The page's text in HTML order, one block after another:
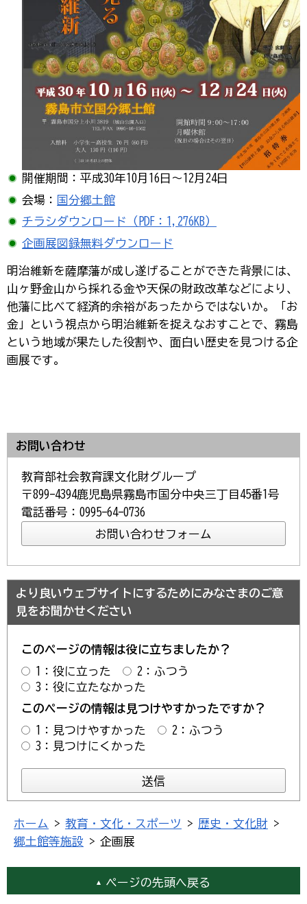
開催期間：平成30年10月16日～12月24日
会場： 国分郷土館
チラシダウンロード（PDF：1,276KB）
企画展図録無料ダウンロード
明治維新を薩摩藩が成し遂げることができた背景には、
山ヶ野金山から採れる金や天保の財政改革などにより、
他藩に比べて経済的余裕があったからではないか。「お
金」という視点から明治維新を捉えなおすことで、霧島
という地域が果たした役割や、面白い歴史を見つける企
画展です。
お問い合わせ
教育部社会教育課文化財グループ
〒899-4394鹿児島県霧島市国分中央三丁目45番1号
電話番号：0995-64-0736
より良いウェブサイトにするためにみなさまのご意
見をお聞かせください
このページの情報は役に立ちましたか？
1：役に立った
2：ふつう
3：役に立たなかった
このページの情報は見つけやすかったですか？
1：見つけやすかった
2：ふつう
3：見つけにくかった
ホーム > 教育・文化・スポーツ > 歴史・文化財 >
郷土館等施設 > 企画展
ページの先頭へ戻る